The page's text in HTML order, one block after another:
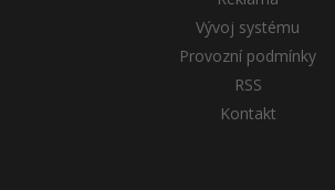
Vývoj systému
Provozní podmínky
RSS
Kontakt